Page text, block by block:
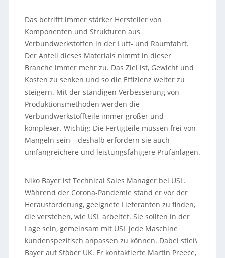
Das betrifft immer stärker Hersteller von
Komponenten und Strukturen aus
Verbundwerkstoffen in der Luft- und Raumfahrt.
Der Anteil dieses Materials nimmt in dieser
Branche immer mehr zu. Das Ziel ist, Gewicht und
Kosten zu senken und so die Effizienz weiter zu
steigern. Mit der ständigen Verbesserung von
Produktionsmethoden werden die
Verbundwerkstoffteile immer größer und
komplexer. Wichtig: Die Fertigteile müssen frei von
Mängeln sein – deshalb erfordern sie auch
umfangreichere und leistungsfähigere Prüfanlagen.
Niko Bayer ist Technical Sales Manager bei USL.
Während der Corona-Pandemie stand er vor der
Herausforderung, geeignete Lieferanten zu finden,
die verstehen, wie USL arbeitet. Sie sollten in der
Lage sein, gemeinsam mit USL jede Maschine
kundenspezifisch anpassen zu können. Dabei stieß
Bayer auf Stöber UK. Er kontaktierte Martin Preece,